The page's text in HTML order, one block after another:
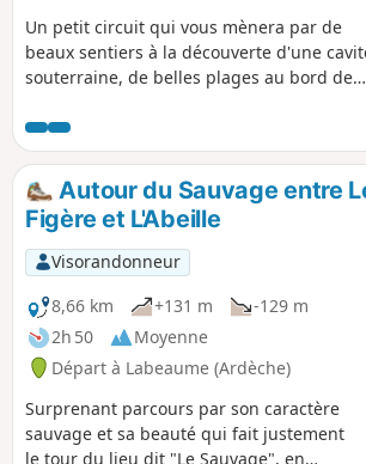
Un petit circuit qui vous mènera par de
beaux sentiers à la découverte d'une
souterraine, de belles plages au bord de
de Ruoms et le Cirque de Gens.
Autour du Sauvage entre
Figère et L'Abeille
Visorandonneur
8,66 km
+131 m
-129 m
2h 50
Moyenne
Départ à Labeaume (Ardèche)
Surprenant parcours par son caractère
sauvage et sa beauté qui fait justement
le tour du lieu dit "Le Sauvage", en